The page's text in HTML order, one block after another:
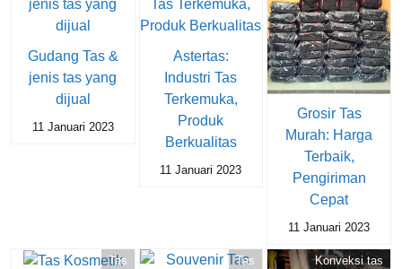
Gudang Tas &
jenis tas yang
dijual
11 Januari 2023
Astertas:
Industri Tas
Terkemuka,
Produk
Berkualitas
11 Januari 2023
Grosir Tas
Murah: Harga
Terbaik,
Pengiriman
Cepat
11 Januari 2023
Tas Tas Konveksi tas